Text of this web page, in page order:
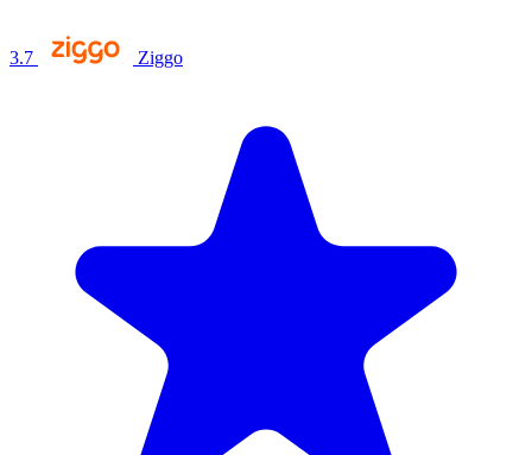
3.7 Ziggo